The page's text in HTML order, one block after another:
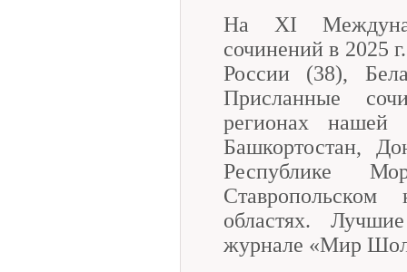
На XI
сочинений в 2025
России (38),
Присланные
регионах нашей
Башкортостан,
Республике
областях.
журнале «Мир